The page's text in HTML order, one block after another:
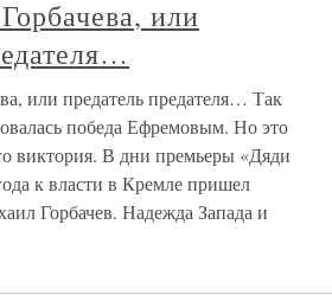
или
или предатель предателя… Так
победа Ефремовым. Но это
виктория. В дни премьеры «Дяди
к власти в Кремле пришел
Горбачев. Надежда Запада и